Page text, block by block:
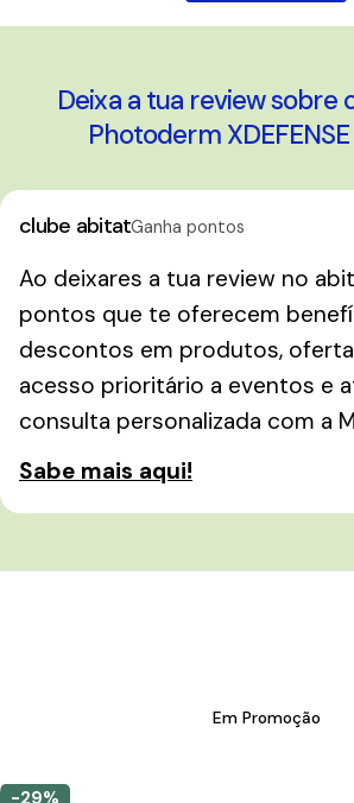
Deixa a tua review sobre
Photoderm
clube abitatGanha pontos
Ao deixares a tua review no
pontos que te oferecem
descontos em produtos,
acesso prioritário a eventos e
consulta personalizada com a
Sabe mais aqui!
Em Promoção
-29%